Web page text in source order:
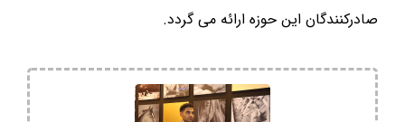
صادرکنندگان این حوزه ارائه می گردد.